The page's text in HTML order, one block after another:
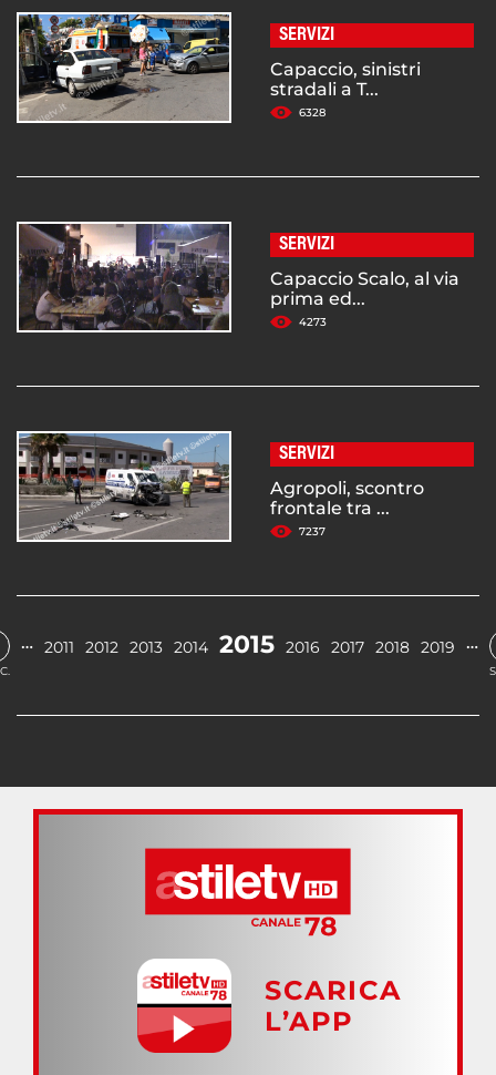
SERVIZI
Capaccio, sinistri
stradali a T...
6328
SERVIZI
Capaccio Scalo, al via
prima ed...
4273
SERVIZI
Agropoli, scontro
frontale tra ...
7237
… 2011 2012 2013 2014 2015 2016 2017 2018 2019 …
SCARICA
L’APP